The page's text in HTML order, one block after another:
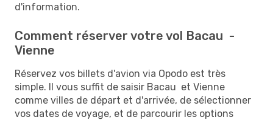
d'information.
Comment réserver votre vol Bacau -
Vienne
Réservez vos billets d'avion via Opodo est très
simple. Il vous suffit de saisir Bacau et Vienne
comme villes de départ et d'arrivée, de sélectionner
vos dates de voyage, et de parcourir les options